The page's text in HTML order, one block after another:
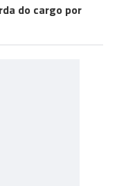
do cargo por